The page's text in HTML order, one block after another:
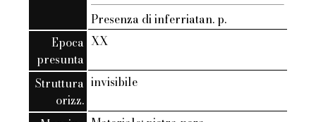
Presenza di inferriatan. p.
Epoca
presunta
XX
Struttura
orizz.
invisibile